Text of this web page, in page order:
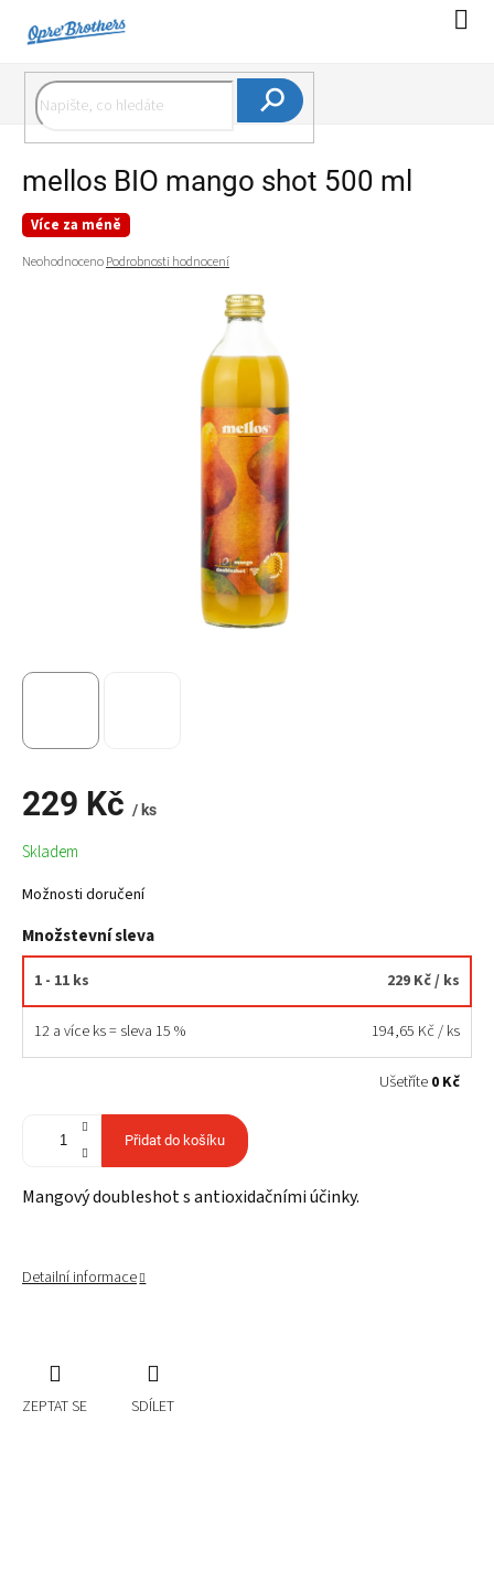
obsah
mellos BIO mango shot 500 ml
Více za méně
Průměrné
NeohodnocenoPodrobnosti hodnocení
229 Kč / ks
Měrná
cena:
Skladem
Možnosti doručení
Množstevní sleva
1 - 11 ks 229 Kč/ ks
12 a více ks = sleva 15 % 194,65 Kč/ ks
Ušetříte 0 Kč
Přidat do košíku
Mangový doubleshot s antioxidačními účinky.
Detailní informace
ZEPTAT SE SDÍLET